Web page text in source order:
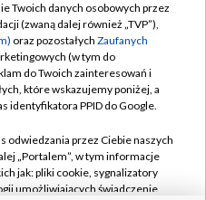
TVP
zgody
Twoich danych osobowych przez
(zwaną dalej również „TVP”),
oraz pozostałych Zaufanych
(w tym do
do Twoich zainteresowań i
które wskazujemy poniżej, a
identyfikatora PPID do Google.
odwiedzania przez Ciebie naszych
„Portalem”, w tym informacje
jak: pliki cookie, sygnalizatory
umożliwiających świadczenie